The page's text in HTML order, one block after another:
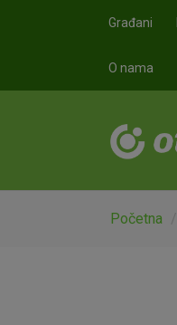
Građani
O nama
Početna